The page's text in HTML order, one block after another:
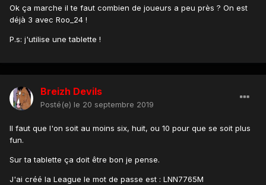
Ok ça marche il te faut combien de joueurs a peu près ? On est
déjà 3 avec Roo_24 !
P.s: j'utilise une tablette !
Breizh Devils
Posté(e) le 20 septembre 2019
Il faut que l'on soit au moins six, huit, ou 10 pour que se soit plus
fun.
Sur ta tablette ça doit être bon je pense.
J'ai créé la League le mot de passe est : LNN7765M